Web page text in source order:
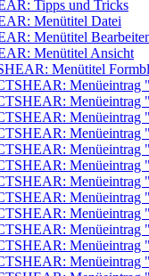
Tipps und Tricks
Menütitel Datei
Menütitel
Menütitel Ansicht
Menütitel
Menüeintrag
Menüeintrag
Menüeintrag
Menüeintrag
Menüeintrag
Menüeintrag
Menüeintrag
Menüeintrag
Menüeintrag
Menüeintrag
Menüeintrag
Menüeintrag